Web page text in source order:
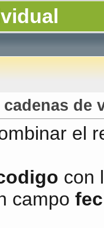
el
con
campo